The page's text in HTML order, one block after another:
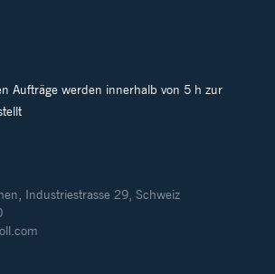
Aufträge werden innerhalb von 5 h zur
Industriestrasse 29, Schweiz